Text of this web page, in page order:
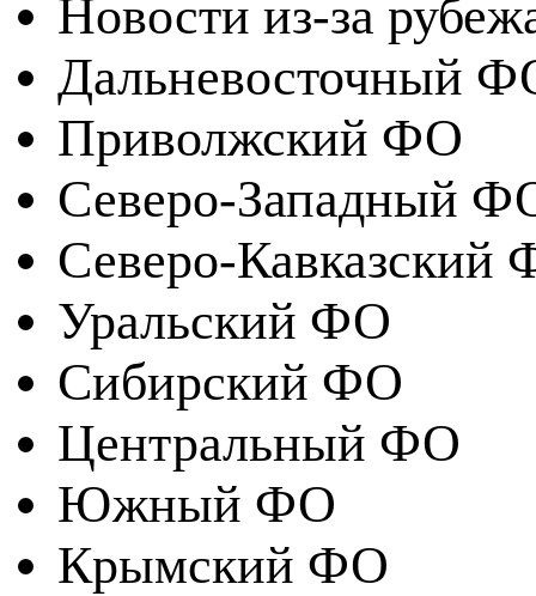
Новости из-за
Дальневосточный
Приволжский ФО
Северо-Западный
Северо-Кавказский
Уральский ФО
Сибирский ФО
Центральный ФО
Южный ФО
Крымский ФО